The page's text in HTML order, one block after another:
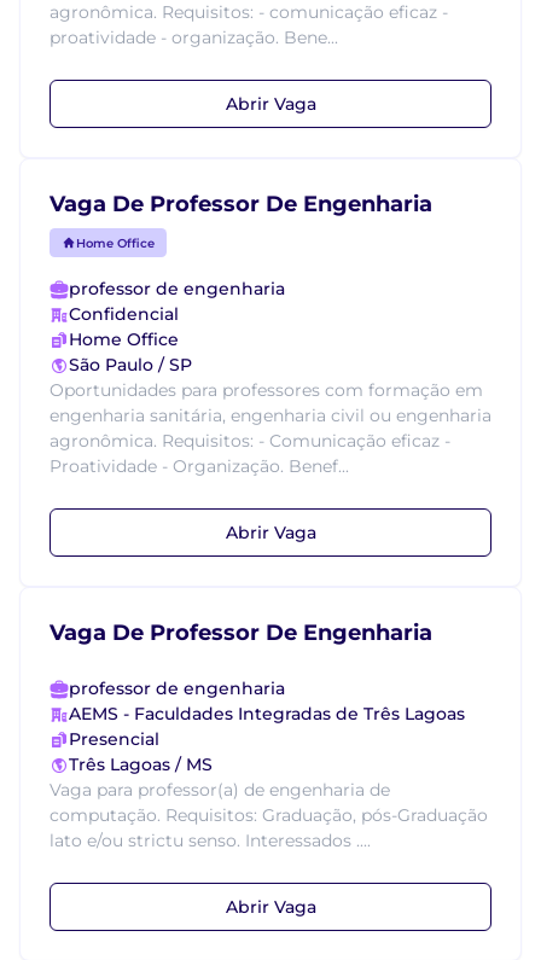
agronômica. Requisitos: - comunicação eficaz -
proatividade - organização. Bene...
Abrir Vaga
Vaga De Professor De Engenharia
Home Office
professor de engenharia
Confidencial
Home Office
São Paulo / SP
Oportunidades para professores com formação em
engenharia sanitária, engenharia civil ou engenharia
agronômica. Requisitos: - Comunicação eficaz -
Proatividade - Organização. Benef...
Abrir Vaga
Vaga De Professor De Engenharia
professor de engenharia
AEMS - Faculdades Integradas de Três Lagoas
Presencial
Três Lagoas / MS
Vaga para professor(a) de engenharia de
computação. Requisitos: Graduação, pós-Graduação
lato e/ou strictu senso. Interessados ....
Abrir Vaga